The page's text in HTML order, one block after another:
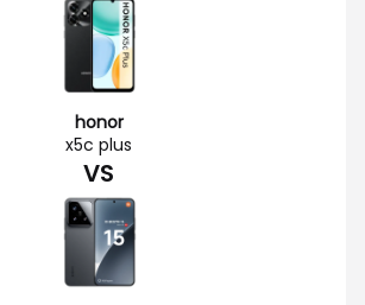
honor
x5c plus
VS